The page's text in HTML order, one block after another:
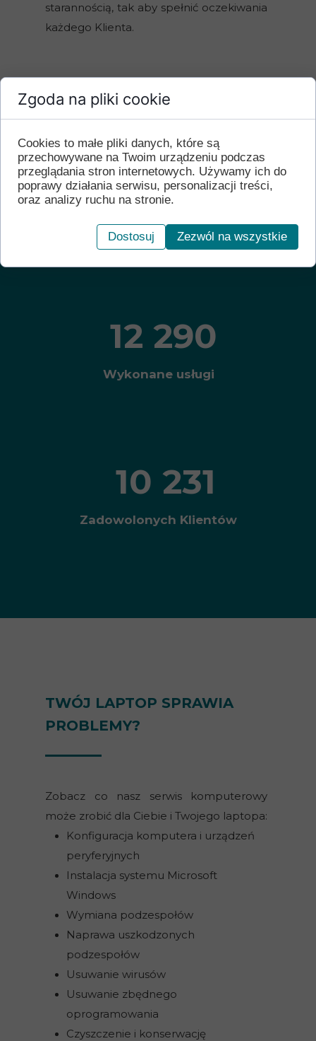
10 231
Zadowolonych Klientów
12 290
Wykonane usługi
13
Lat doświadczenia
Zobacz co nasz serwis komputerowy
może zrobić dla Ciebie i Twojego laptopa:
Konfiguracja komputera i urządzeń
peryferyjnych
Instalacja systemu Microsoft
Windows
Wymiana podzespołów
Naprawa uszkodzonych
podzespołów
Usuwanie wirusów
Usuwanie zbędnego
oprogramowania
Czyszczenie i konserwację
TWÓJ LAPTOP SPRAWIA
PROBLEMY?
starannością, tak aby spełnić oczekiwania
każdego Klienta.
Zgoda na pliki cookie
Cookies to małe pliki danych, które są
przechowywane na Twoim urządzeniu podczas
przeglądania stron internetowych. Używamy ich do
poprawy działania serwisu, personalizacji treści,
oraz analizy ruchu na stronie.
Dostosuj Zezwól na wszystkie